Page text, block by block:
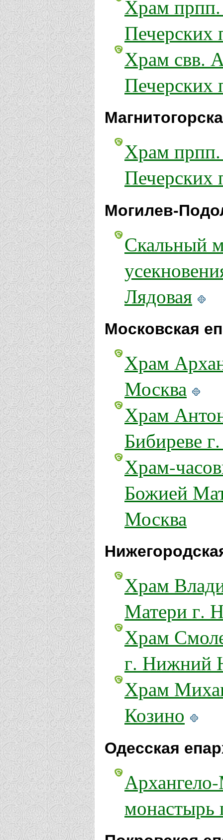
Храм
Храм свв.
Печерских
Храм
Печерских
Могилев-
Скальный
Лядовая
Московская
Храм
Москва
Храм
Бибиреве
Храм-
Божией
Москва
Храм
Матери г.
Храм
г. Нижний
Храм
Козино
Одесская
монастырь